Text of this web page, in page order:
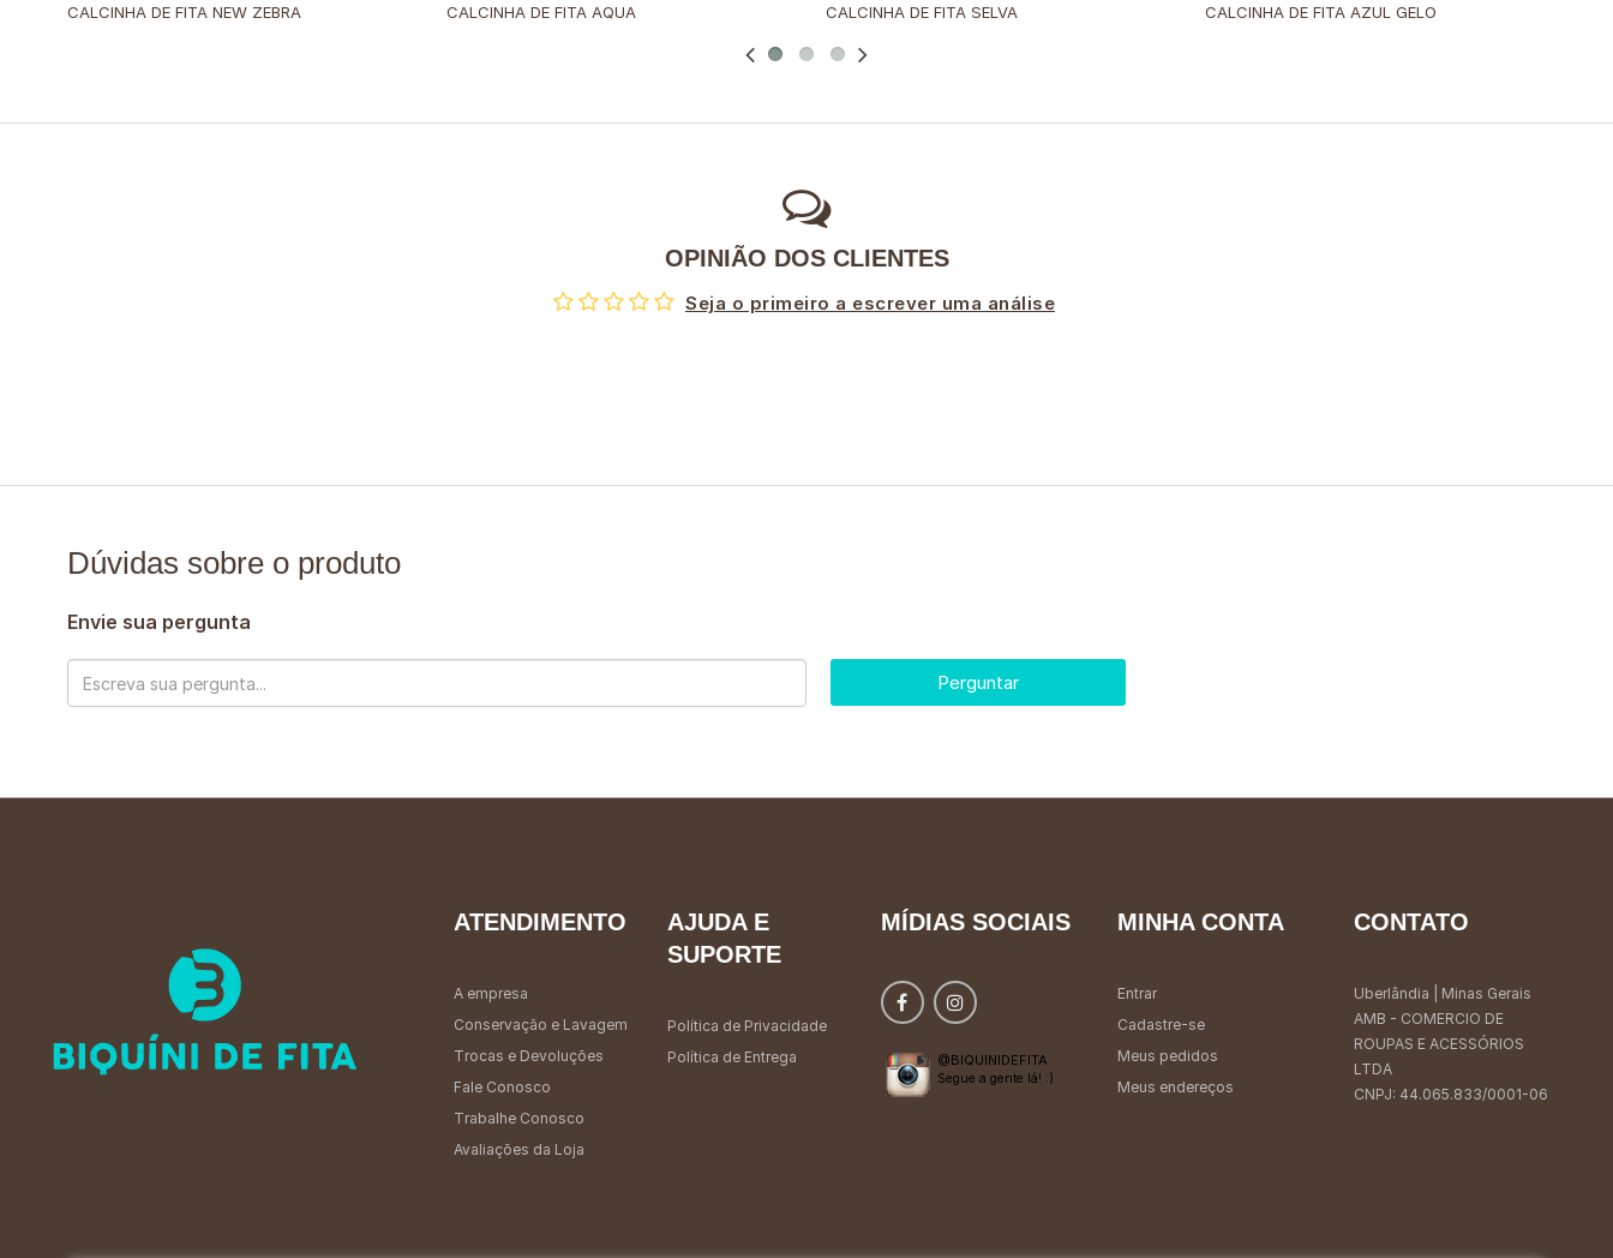
CALCINHA DE FITA NEW ZEBRA CALCINHA DE FITA AQUA CALCINHA DE FITA SELVA CALCINHA DE FITA AZUL GELO
OPINIÃO DOS CLIENTES
Seja o primeiro a escrever uma análise
Dúvidas sobre o produto
Envie sua pergunta
Perguntar
ATENDIMENTO
A empresa
Conservação e Lavagem
Trocas e Devoluções
Fale Conosco
Trabalhe Conosco
Avaliações da Loja
AJUDA E
SUPORTE
Política de Privacidade
Política de Entrega
MÍDIAS SOCIAIS
@BIQUINIDEFITA
Segue a gente lá! :)
MINHA CONTA
Entrar
Cadastre-se
Meus pedidos
Meus endereços
CONTATO
Uberlândia | Minas Gerais
AMB - COMERCIO DE
ROUPAS E ACESSÓRIOS
LTDA
CNPJ: 44.065.833/0001-06